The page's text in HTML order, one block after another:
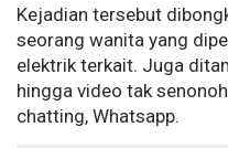
Kejadian tersebut
seorang wanita yang
elektrik terkait. Juga
hingga video tak
chatting, Whatsapp.